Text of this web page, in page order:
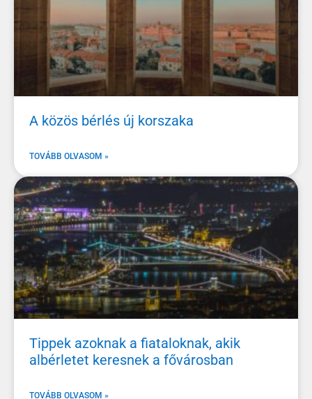
A közös bérlés új korszaka
TOVÁBB OLVASOM »
Tippek azoknak a fiataloknak, akik
albérletet keresnek a fővárosban
TOVÁBB OLVASOM »